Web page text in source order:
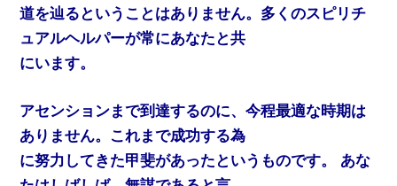
道を辿るということはありません。多くのスピリチ
ュアルヘルパーが常にあなたと共
にいます。
アセンションまで到達するのに、今程最適な時期は
ありません。これまで成功する為
に努力してきた甲斐があったというものです。 あな